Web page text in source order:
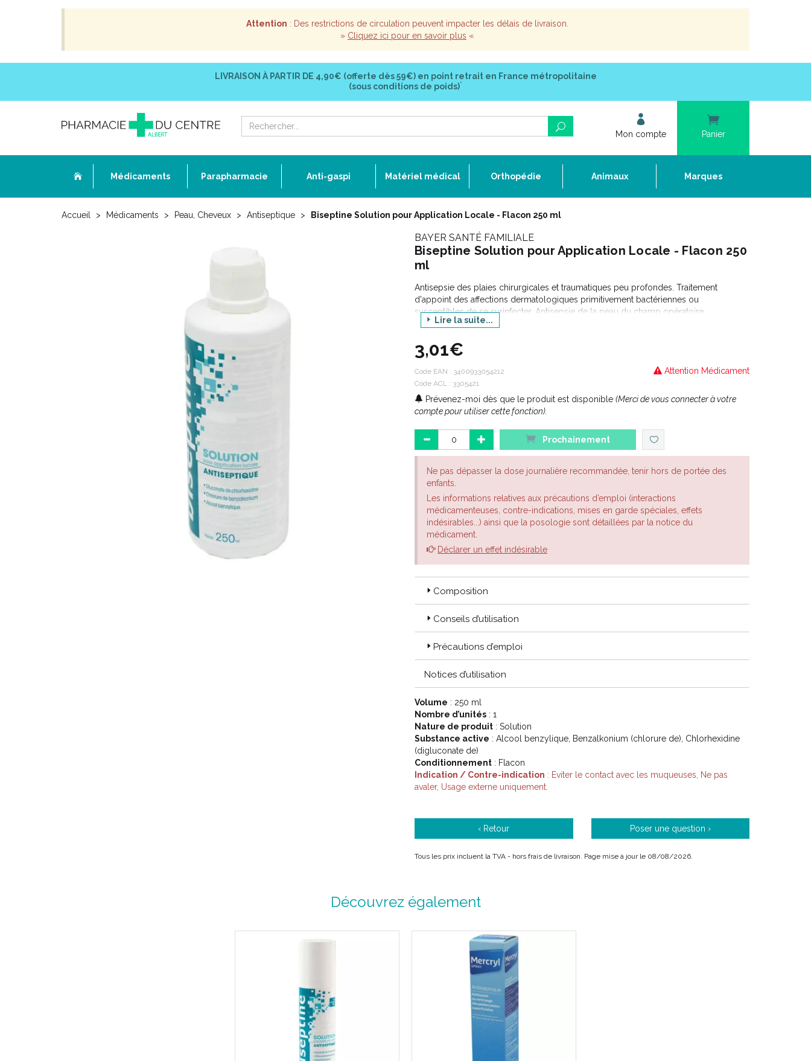
Attention : Des restrictions de circulation peuvent impacter les délais de livraison.
» Cliquez ici pour en savoir plus «
LIVRAISON À PARTIR DE 4,90€ (offerte dès 59€) en point retrait en France métropolitaine
(sous conditions de poids)*
Mon compte Panier
Médicaments Parapharmacie Anti-gaspi Matériel médical Orthopédie Animaux Marques
Accueil Médicaments Peau, Cheveux Antiseptique Biseptine Solution pour Application Locale - Flacon 250 ml
BAYER SANTÉ FAMILIALE
Biseptine Solution pour Application Locale - Flacon 250
ml
Antisepsie des plaies chirurgicales et traumatiques peu profondes. Traitement
d'appoint des affections dermatologiques primitivement bactériennes ou
susceptibles de se surinfecter. Antisepsie de la peau du champ opératoire.
Remarque: les agents antiseptiques ne sont pas stérilisants: ils réduisent
Lire la suite...
3,01€
Attention Médicament
Code EAN : 3400933054212
Code ACL : 3305421
Prévenez-moi dès que le produit est disponible (Merci de vous connecter à votre
compte pour utiliser cette fonction).
Prochainement
Ne pas dépasser la dose journalière recommandée, tenir hors de portée des
enfants.
Les informations relatives aux précautions d’emploi (interactions
médicamenteuses, contre-indications, mises en garde spéciales, effets
indésirables...) ainsi que la posologie sont détaillées par la notice du
médicament.
Déclarer un effet indésirable
Composition
Conseils d’utilisation
Précautions d’emploi
Notices d’utilisation
Volume : 250 ml
Nombre d’unités : 1
Nature de produit : Solution
Substance active : Alcool benzylique, Benzalkonium (chlorure de), Chlorhexidine
(digluconate de)
Conditionnement : Flacon
Indication / Contre-indication : Eviter le contact avec les muqueuses, Ne pas
avaler, Usage externe uniquement.
‹ Retour Poser une question ›
Tous les prix incluent la TVA - hors frais de livraison. Page mise à jour le 08/08/2026.
Découvrez également